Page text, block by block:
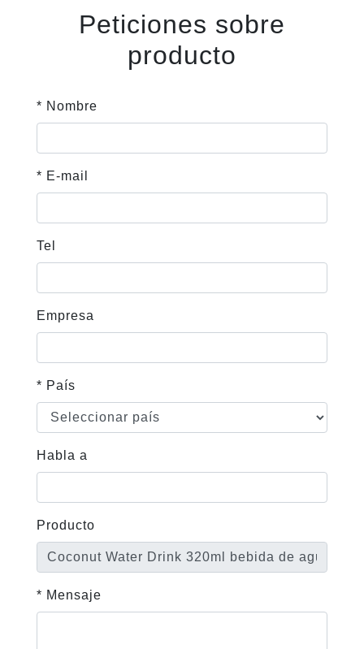
Peticiones sobre
producto
* Nombre
* E-mail
Tel
Empresa
* País
Habla a
Producto
* Mensaje